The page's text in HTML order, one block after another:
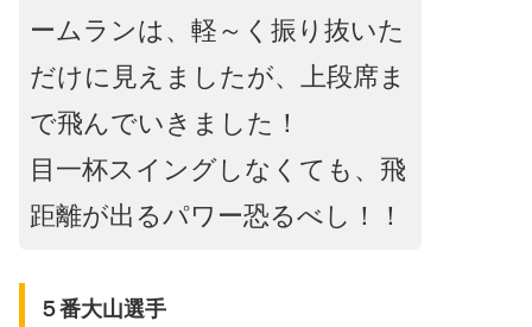
ームランは、軽～く振り抜いた
だけに見えましたが、上段席ま
で飛んでいきました！
目一杯スイングしなくても、飛
距離が出るパワー恐るべし！！
５番大山選手